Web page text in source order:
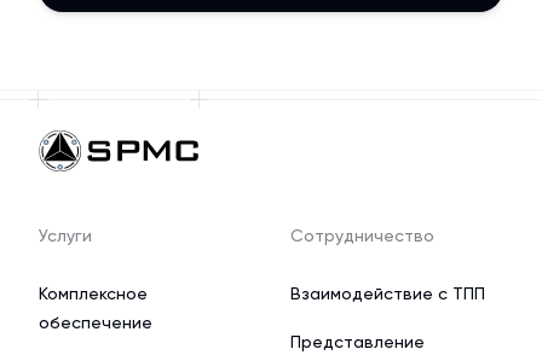
Услуги
Комплексное
обеспечение
Сотрудничество
Взаимодействие с ТПП
Представление